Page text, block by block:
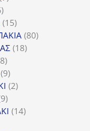
6
προϊόντα
1515
προϊόντα
8080
1818
28
προϊόντα
99
προϊόντα
22
99
προϊόντα
1414